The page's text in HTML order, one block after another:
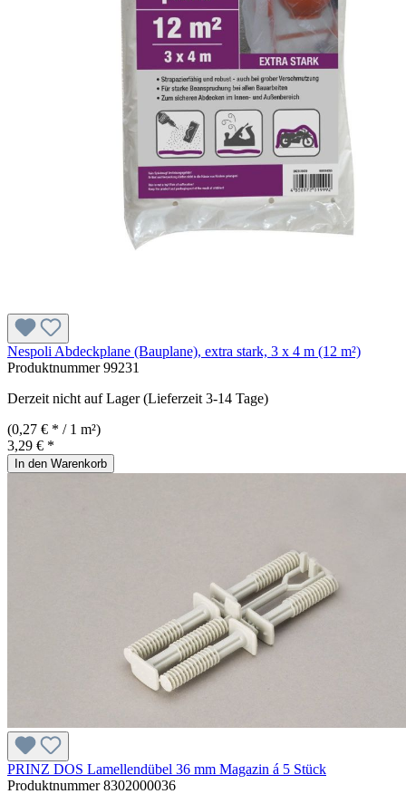
Nespoli Abdeckplane (Bauplane), extra stark, 3 x 4 m (12 m²)
Produktnummer99231
Derzeit nicht auf Lager (Lieferzeit 3-14 Tage)
(0,27 € * / 1 m²)
3,29 € *
In den Warenkorb
PRINZ DOS Lamellendübel 36 mm Magazin á 5 Stück
Produktnummer8302000036